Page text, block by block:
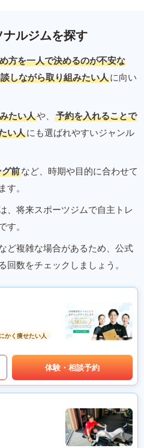
ルジムを探す
方を一人で決めるのが不安な
しながら取り組みたい人に向い
たい人や、
予約を入れることで
い人にも選ばれやすいジャンル
前など、時期や目的に合わせて
す。
、将来スポーツジムで自主トレ
す。
ど複雑な場合があるため、公式
数をチェックしましょう。
かく痩せたい人
体験・相談予約